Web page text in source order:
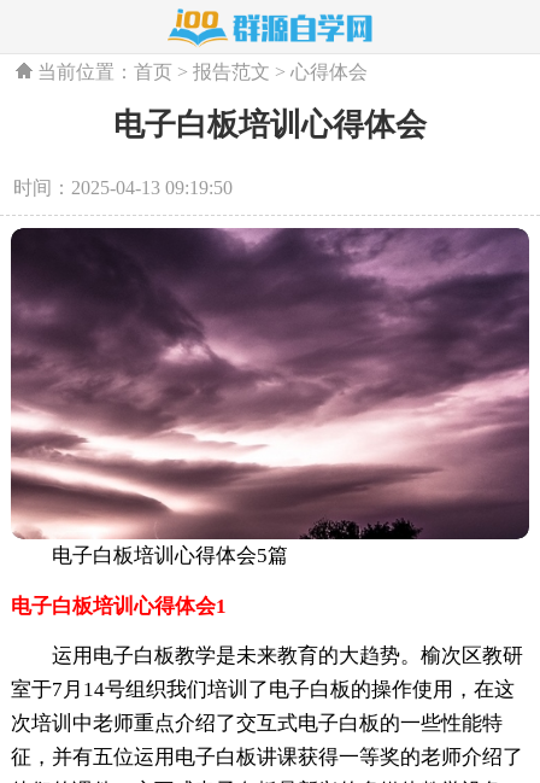
当前位置：首页 >报告范文 >心得体会
电子白板培训心得体会
时间：2025-04-13 09:19:50
电子白板培训心得体会5篇
电子白板培训心得体会1
运用电子白板教学是未来教育的大趋势。榆次区教研
室于7月14号组织我们培训了电子白板的操作使用，在这
次培训中老师重点介绍了交互式电子白板的一些性能特
征，并有五位运用电子白板讲课获得一等奖的老师介绍了